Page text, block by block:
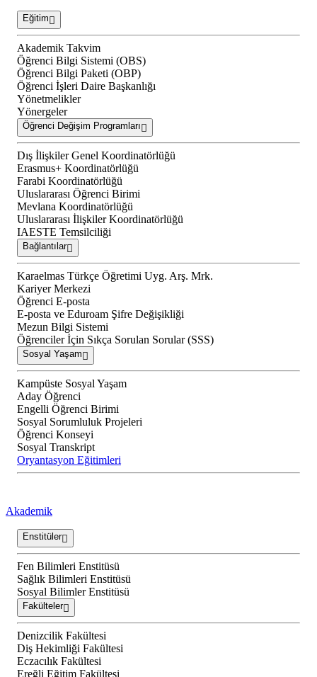
Eğitim
Akademik Takvim
Öğrenci Bilgi Sistemi (OBS)
Öğrenci Bilgi Paketi (OBP)
Öğrenci İşleri Daire Başkanlığı
Yönetmelikler
Yönergeler
Öğrenci Değişim Programları
Dış İlişkiler Genel Koordinatörlüğü
Erasmus+ Koordinatörlüğü
Farabi Koordinatörlüğü
Uluslararası Öğrenci Birimi
Mevlana Koordinatörlüğü
Uluslararası İlişkiler Koordinatörlüğü
IAESTE Temsilciliği
Bağlantılar
Karaelmas Türkçe Öğretimi Uyg. Arş. Mrk.
Kariyer Merkezi
Öğrenci E-posta
E-posta ve Eduroam Şifre Değişikliği
Mezun Bilgi Sistemi
Öğrenciler İçin Sıkça Sorulan Sorular (SSS)
Sosyal Yaşam
Kampüste Sosyal Yaşam
Aday Öğrenci
Engelli Öğrenci Birimi
Sosyal Sorumluluk Projeleri
Öğrenci Konseyi
Sosyal Transkript
Oryantasyon Eğitimleri
Akademik
Enstitüler
Fen Bilimleri Enstitüsü
Sağlık Bilimleri Enstitüsü
Sosyal Bilimler Enstitüsü
Fakülteler
Denizcilik Fakültesi
Diş Hekimliği Fakültesi
Eczacılık Fakültesi
Ereğli Eğitim Fakültesi